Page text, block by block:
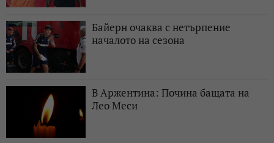
Байерн очаква с нетърпение
началото на сезона
В Аржентина: Почина бащата на
Лео Меси